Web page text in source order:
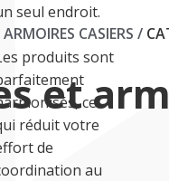
seul endroit.
produits sont
ce
réduit votre
de
au
CASIERS /
et